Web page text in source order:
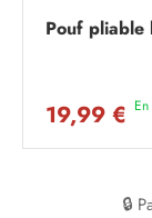
Pouf pliable
19,99 €
🔒